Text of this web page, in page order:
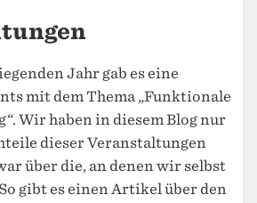
Jahr gab es eine
mit dem Thema „Funktionale
Wir haben in diesem Blog nur
dieser Veranstaltungen
über die, an denen wir selbst
gibt es einen Artikel über den